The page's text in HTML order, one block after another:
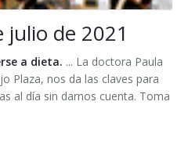
julio de 2021
a dieta. ... La doctora Paula
Plaza, nos da las claves para
al día sin darnos cuenta. Toma